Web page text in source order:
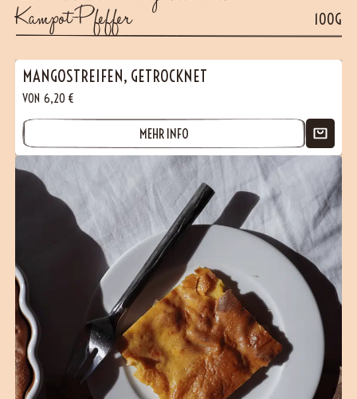
Kampot-Pfeffer 100G
MANGOSTREIFEN, GETROCKNET
VON 6,20 €
MEHR INFO